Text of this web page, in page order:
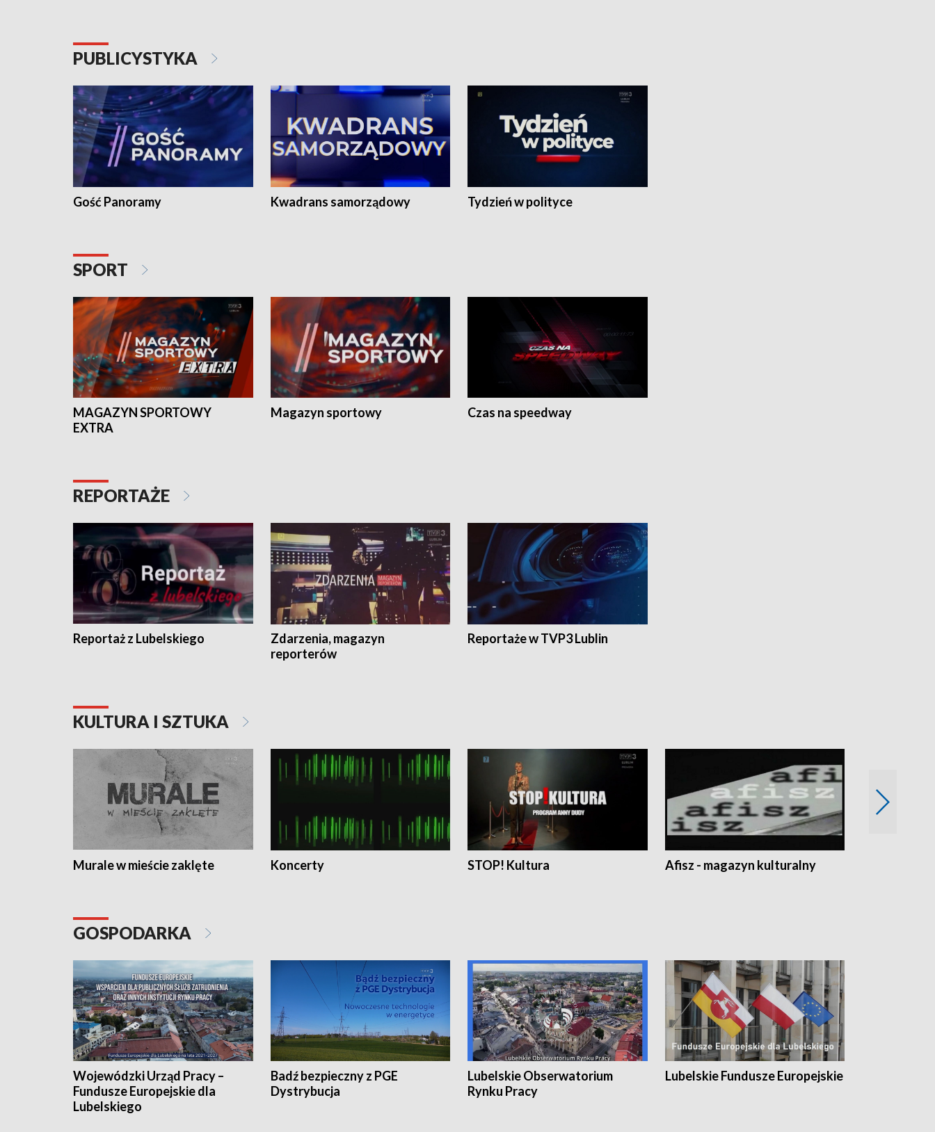
PUBLICYSTYKA
Gość Panoramy Kwadrans samorządowy Tydzień w polityce
SPORT
MAGAZYN SPORTOWY
EXTRA
Magazyn sportowy Czas na speedway
REPORTAŻE
Reportaż z Lubelskiego
Zdarzenia, magazyn
reporterów
Reportaże w TVP3 Lublin
KULTURA I SZTUKA
Murale w mieście zaklęte Koncerty STOP! Kultura Afisz - magazyn kulturalny
GOSPODARKA
Wojewódzki Urząd Pracy –
Fundusze Europejskie dla
Lubelskiego
Badź bezpieczny z PGE
Dystrybucja
Lubelskie Obserwatorium
Rynku Pracy
Lubelskie Fundusze Europejskie